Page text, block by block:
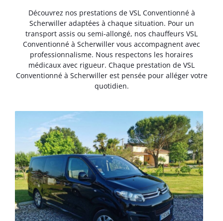
Découvrez nos prestations de VSL Conventionné à
Scherwiller adaptées à chaque situation. Pour un
transport assis ou semi-allongé, nos chauffeurs VSL
Conventionné à Scherwiller vous accompagnent avec
professionnalisme. Nous respectons les horaires
médicaux avec rigueur. Chaque prestation de VSL
Conventionné à Scherwiller est pensée pour alléger votre
quotidien.